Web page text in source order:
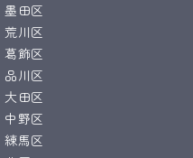
墨田区
荒川区
葛飾区
品川区
大田区
中野区
練馬区